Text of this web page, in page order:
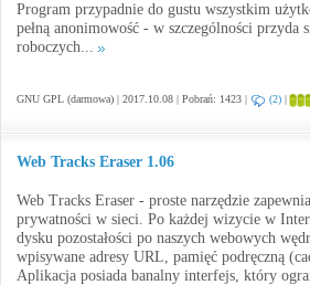
Program przypadnie do gustu wszystkim
pełną anonimowość - w szczególności przyda
roboczych...
GNU GPL (darmowa) | 2017.10.08 | Pobrań: 1423 | (2) |
Web Tracks Eraser 1.06
Web Tracks Eraser - proste narzędzie
prywatności w sieci. Po każdej wizycie w
dysku pozostałości po naszych webowych
wpisywane adresy URL, pamięć podręczną
Aplikacja posiada banalny interfejs, który